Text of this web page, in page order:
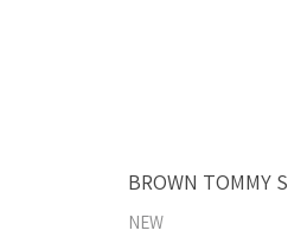
NEW
המחיר